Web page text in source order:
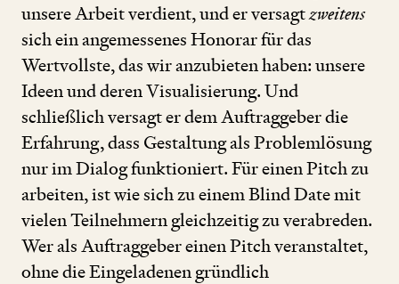
unsere Arbeit verdient, und er versagtzweitens
sich ein angemessenes Honorar für das
Wertvollste, das wir anzubieten haben: unsere
Ideen und deren Visualisierung. Und
schließlich versagt er dem Auftraggeber die
Erfahrung, dass Gestaltung als Problemlösung
nur im Dialog funktioniert. Für einen Pitch zu
arbeiten, ist wie sich zu einem Blind Date mit
vielen Teilnehmern gleichzeitig zu verabreden.
Wer als Auftraggeber einen Pitch veranstaltet,
ohne die Eingeladenen gründlich